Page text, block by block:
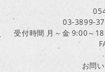
03-3899-
受付時間 月～金 9:00～
お問